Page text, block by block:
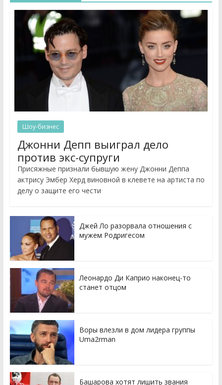
Шоу-бизнес
Джонни Депп выиграл дело
против экс-супруги
Присяжные признали бывшую жену Джонни Деппа
актрису Эмбер Херд виновной в клевете на артиста по
делу о защите его чести
Джей Ло разорвала отношения с
мужем Родригесом
Леонардо Ди Каприо наконец-то
станет отцом
Воры влезли в дом лидера группы
Uma2rman
Башарова хотят лишить звания